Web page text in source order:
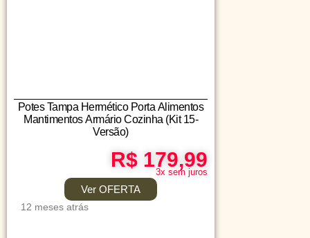
Potes Tampa Hermético Porta Alimentos
Mantimentos Armário Cozinha (Kit 15-
Versão)
R$ 179,99
3x sem juros
Ver OFERTA
12 meses atrás